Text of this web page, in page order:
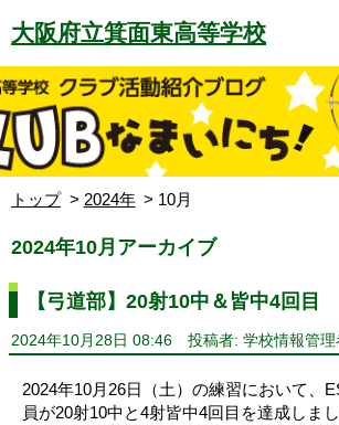
大阪府立箕面東高等学校
トップ 2024年 10月
2024年10月アーカイブ
【弓道部】20射10中＆皆中4回目
2024年10月28日 08:46 投稿者: 学校情報管理
2024年10月26日（土）の練習において、
員が20射10中と4射皆中4回目を達成しま